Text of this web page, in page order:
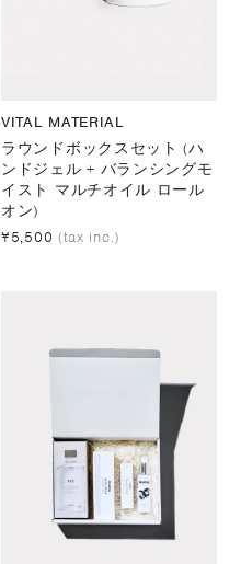
VITAL MATERIAL
ラウンドボックスセット (ハ
ンドジェル + バランシングモ
イスト マルチオイル ロール
オン)
¥5,500 (tax inc.)